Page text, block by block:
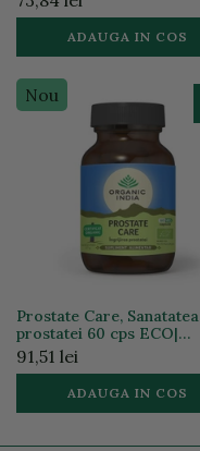
ADAUGA IN COS
Nou
Prostate Care, Sanatatea
prostatei 60 cps ECO|
Organic India
91,51 lei
ADAUGA IN COS